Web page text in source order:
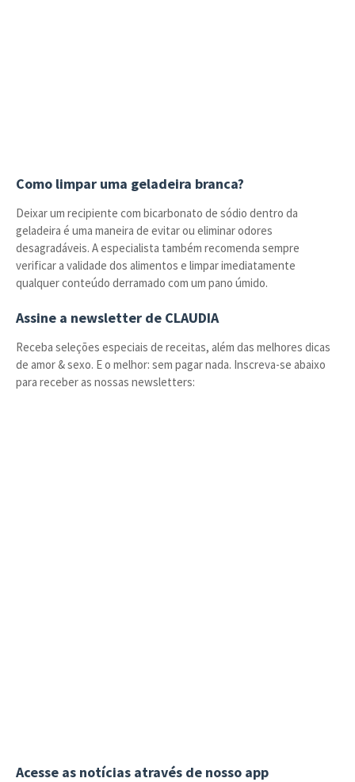
Como limpar uma geladeira branca?
Deixar um recipiente com bicarbonato de sódio dentro da
geladeira é uma maneira de evitar ou eliminar odores
desagradáveis. A especialista também recomenda sempre
verificar a validade dos alimentos e limpar imediatamente
qualquer conteúdo derramado com um pano úmido.
Assine a newsletter de CLAUDIA
Receba seleções especiais de receitas, além das melhores dicas
de amor & sexo. E o melhor: sem pagar nada. Inscreva-se abaixo
para receber as nossas newsletters:
Acesse as notícias através de nosso app